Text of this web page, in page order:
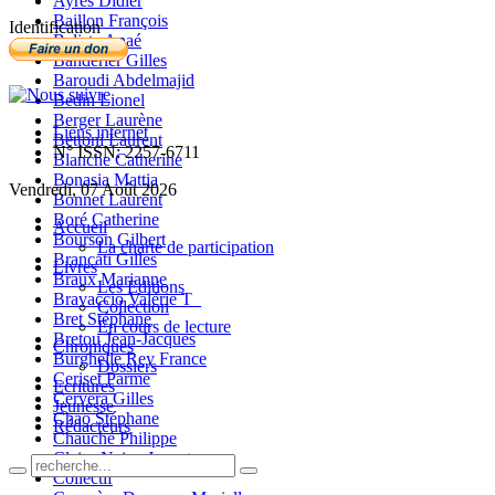
Baillon François
Balista Anaé
Banderier Gilles
Baroudi Abdelmajid
Bedin Lionel
Berger Laurène
Bettoni Laurent
Blanche Catherine
Bonasia Mattia
Bonnet Laurent
Boré Catherine
Bourson Gilbert
Brancati Gilles
Braux Marianne
Bravaccio Valérie T_
Bret Stéphane
Bretou Jean-Jacques
Burghelle Rey France
Ceriset Parme
Cervera Gilles
Chao Stéphane
Chauché Philippe
Claire-Neige Jaunet
Collectif
Identification
Liens internet
N° ISSN: 2257-6711
Vendredi, 07 Août 2026
Accueil
La charte de participation
Livres
Les Editions
Collection
En cours de lecture
Chroniques
Dossiers
Ecritures
Jeunesse
Rédacteurs